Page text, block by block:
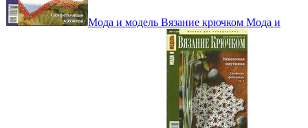
Мода и модель Вязание крючком Мода и